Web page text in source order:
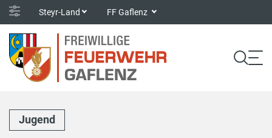
Steyr-Land FF Gaflenz
Jugend